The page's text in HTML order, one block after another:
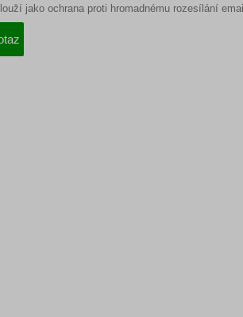
jako ochrana proti hromadnému rozesílání